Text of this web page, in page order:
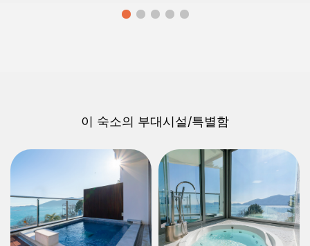
이 숙소의 부대시설/특별함